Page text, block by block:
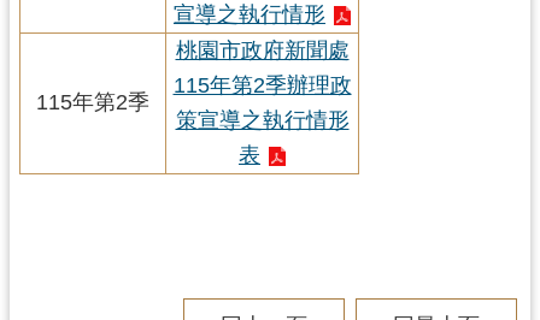
導
市
宣導之執行情形
115年第2季
桃園市政府新聞處
115年第2季辦理政
策宣導之執行情形
表